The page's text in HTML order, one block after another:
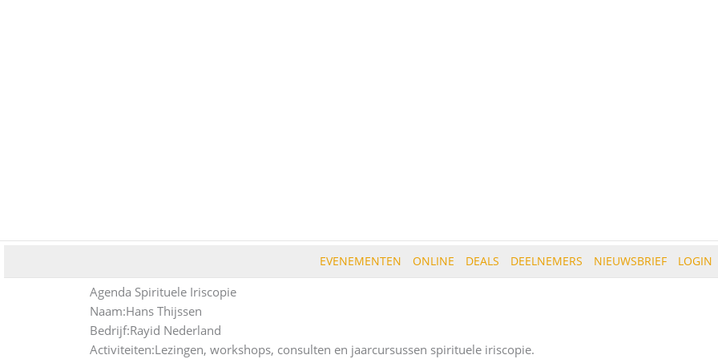
EVENEMENTEN ONLINE DEALS DEELNEMERS NIEUWSBRIEF LOGIN
Agenda Spirituele Iriscopie
Naam:Hans Thijssen
Bedrijf:Rayid Nederland
Activiteiten:Lezingen, workshops, consulten en jaarcursussen spirituele iriscopie.